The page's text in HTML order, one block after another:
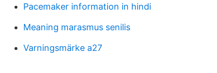
Pacemaker information in hindi
Meaning marasmus senilis
Varningsmärke a27